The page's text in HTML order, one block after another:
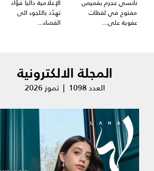
نانسي عجرم بقميص
مفتوح في لقطات
عفوية على...
الإعلامية داليا فؤاد
تهدّد باللجوء الى
القضاء...
المجلة الالكترونية
العدد 1098 | تموز 2026